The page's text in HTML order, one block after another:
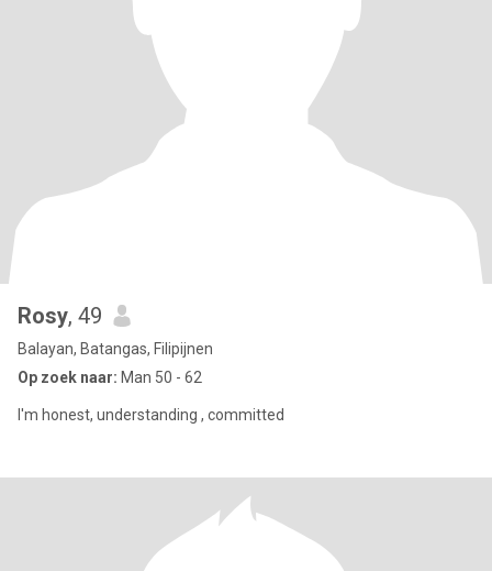
Rosy, 49
Balayan, Batangas, Filipijnen
Op zoek naar: Man 50 - 62
I'm honest, understanding , committed